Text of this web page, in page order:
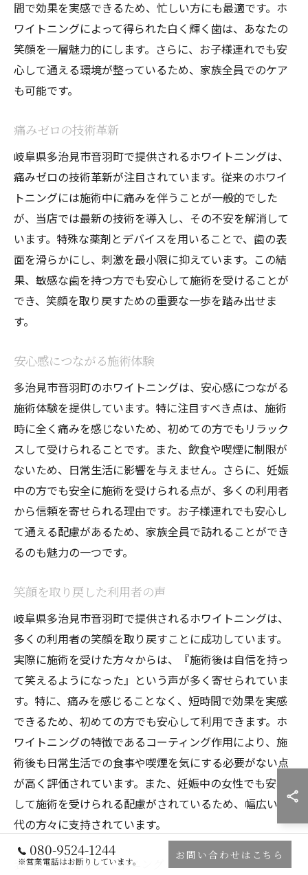
間で効果を実感できるため、忙しい方にも最適です。ホ
ワイトニングによって得られた白く輝く歯は、あなたの
笑顔を一層魅力的にします。さらに、お子様連れでも安
心して通える環境が整っているため、家族全員でのケア
も可能です。
痛みゼロの技術革新
岐阜県多治見市音羽町で提供されるホワイトニングは、
痛みゼロの技術革新が注目されています。従来のホワイ
トニングには施術中に痛みを伴うことが一般的でした
が、当店では最新の技術を導入し、その不安を解消して
います。特殊な薬剤とデバイスを用いることで、歯の表
面を滑らかにし、刺激を最小限に抑えています。この結
果、敏感な歯を持つ方でも安心して施術を受けることが
でき、笑顔を取り戻すための重要な一歩を踏み出せま
す。
安心感につながる施術体験
多治見市音羽町のホワイトニングは、安心感につながる
施術体験を提供しています。特に注目すべき点は、施術
時に全く痛みを感じないため、初めての方でもリラック
スして受けられることです。また、飲食や喫煙に制限が
ないため、日常生活に影響を与えません。さらに、妊娠
中の方でも安全に施術を受けられる点が、多くの利用者
から信頼を寄せられる理由です。お子様連れでも安心し
て通える配慮があるため、家族全員で訪れることができ
るのも魅力の一つです。
笑顔を取り戻した利用者の声
岐阜県多治見市音羽町で提供されるホワイトニングは、
多くの利用者の笑顔を取り戻すことに成功しています。
実際に施術を受けた方々からは、『施術後は自信を持っ
て笑えるようになった』という声が多く寄せられていま
す。特に、痛みを感じることなく、短時間で効果を実感
できるため、初めての方でも安心して利用できます。ホ
ワイトニングの特徴であるコーティング作用により、施
術後も日常生活での食事や喫煙を気にする必要がない点
が高く評価されています。また、妊娠中の女性でも安心
して施術を受けられる配慮がされているため、幅広い年
代の方々に支持されています。
表情が変わるホワイトニング
080-9524-1244
※営業電話はお断りしています。 お問い合わせはこちら